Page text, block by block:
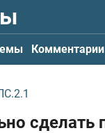
Комментарии
сделать